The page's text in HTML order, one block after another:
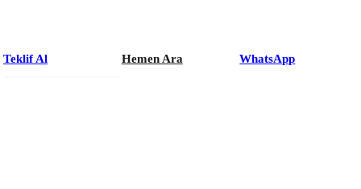
Teklif Al Hemen Ara WhatsApp